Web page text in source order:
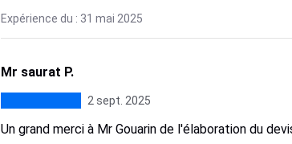
Expérience du : 31 mai 2025
Mr saurat P.
2 sept. 2025
Un grand merci à Mr Gouarin de l'élaboration du